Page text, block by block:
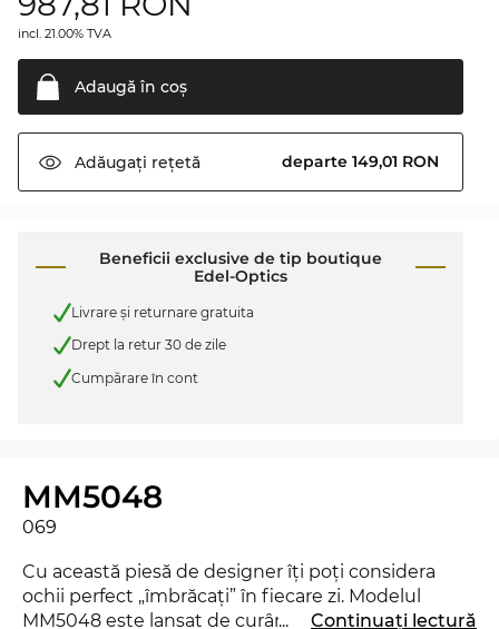
incl. 21.00% TVA
Adaugă în coş
Adăugați rețetă departe 149,01 RON
Beneficii exclusive de tip boutique
Edel-Optics
Livrare şi returnare gratuita
Drept la retur 30 de zile
Cumpărare în cont
MM5048
069
Cu această piesă de designer îţi poţi considera
ochii perfect „îmbrăcaţi” în fiecare zi. Modelul
MM5048 este lansat de curând pe piaţă în 2024,
... Continuați lectură